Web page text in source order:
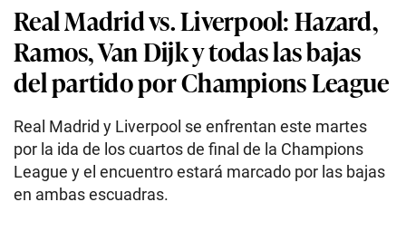
Real Madrid vs. Liverpool: Hazard,
Ramos, Van Dijk y todas las bajas
del partido por Champions League
Real Madrid y Liverpool se enfrentan este martes
por la ida de los cuartos de final de la Champions
League y el encuentro estará marcado por las bajas
en ambas escuadras.